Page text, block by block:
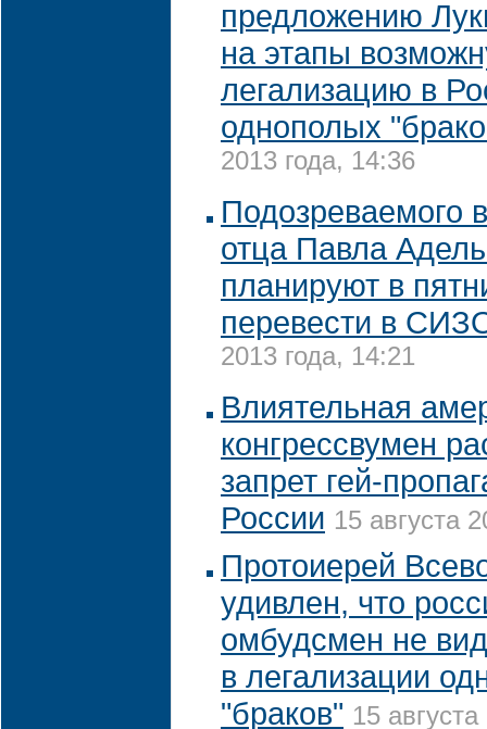
предложению
на этапы
легализацию в
однополых
2013 года, 14:36
Подозреваемого
отца Павла
планируют в
перевести в
2013 года, 14:21
Влиятельная
конгрессвумен
запрет гей-
России 15 августа
Протоиерей
удивлен, что
омбудсмен не
в легализации
"браков" 15